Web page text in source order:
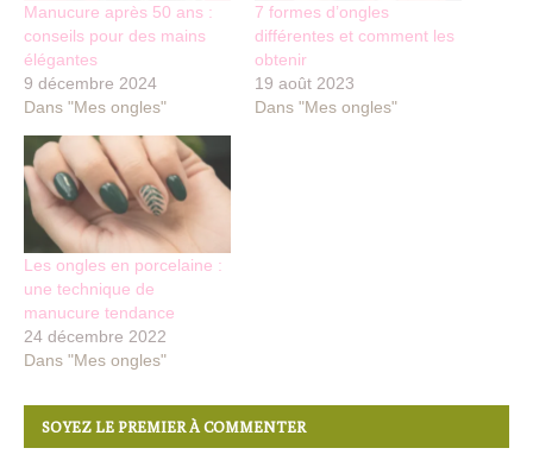
Manucure après 50 ans :
conseils pour des mains
élégantes
9 décembre 2024
Dans "Mes ongles"
7 formes d’ongles
différentes et comment les
obtenir
19 août 2023
Dans "Mes ongles"
Les ongles en porcelaine :
une technique de
manucure tendance
24 décembre 2022
Dans "Mes ongles"
SOYEZ LE PREMIER À COMMENTER